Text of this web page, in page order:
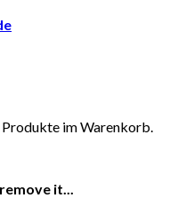
Produkte im Warenkorb.
it...